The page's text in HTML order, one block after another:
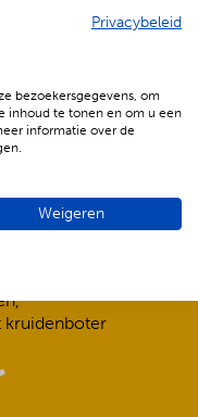
compleet!
kruidenboter
Privacybeleid
bezoekersgegevens, om
inhoud te tonen en om u een
informatie over de
Weigeren